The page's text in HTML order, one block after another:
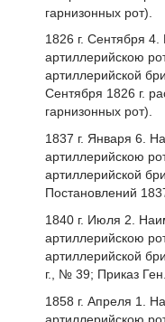
гарнизонных рот).
1826 г. Сентября
артиллерийскою
артиллерийской
Сентября 1826 г.
гарнизонных рот).
1837 г. Января 6.
артиллерийскою
артиллерийской
Постановлений
1840 г. Июля 2.
артиллерийскою
артиллерийской
г., № 39; Приказ
1858 г. Апреля 1.